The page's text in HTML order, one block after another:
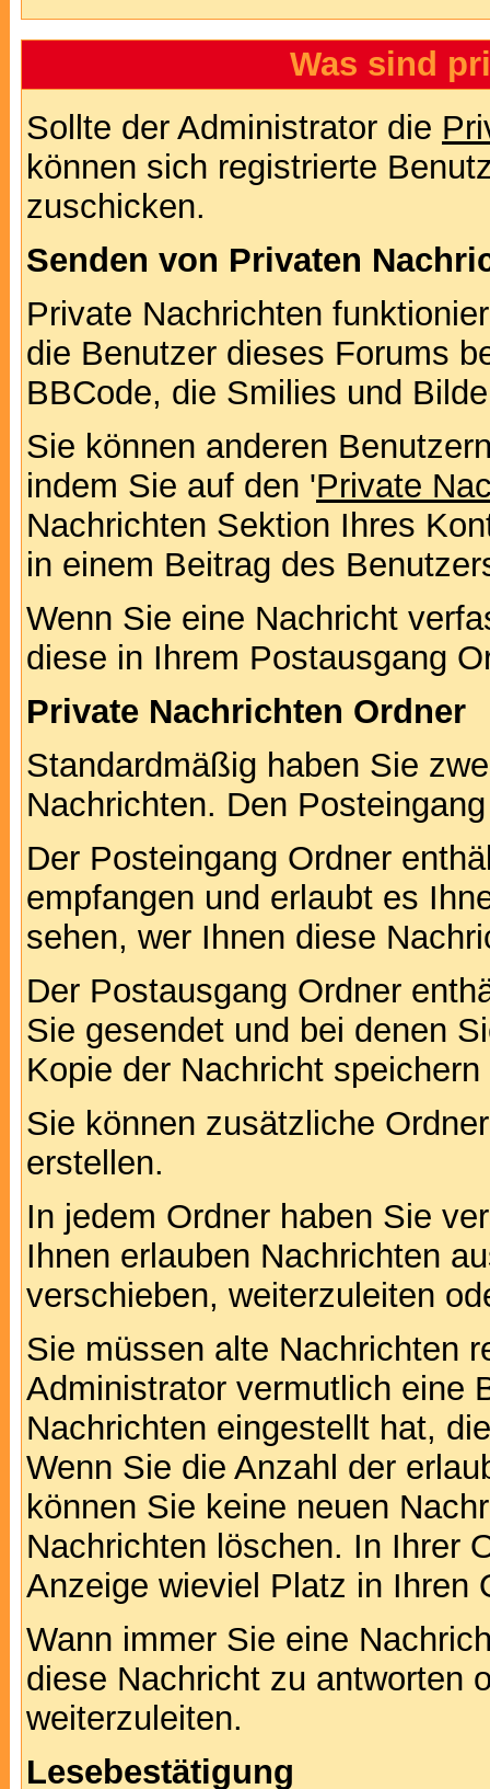
Was sind
Sollte der Administrator die
können sich registrierte
zuschicken.
Senden von Privaten
Private Nachrichten
die Benutzer dieses Forums
BBCode, die Smilies und
Sie können anderen
indem Sie auf den 'Private
Nachrichten Sektion Ihres
in einem Beitrag des
Wenn Sie eine Nachricht
diese in Ihrem Postausgang
Private Nachrichten Ordner
Standardmäßig haben Sie
Nachrichten. Den
Der Posteingang Ordner
empfangen und erlaubt es
sehen, wer Ihnen diese
Der Postausgang Ordner
Sie gesendet und bei denen
Kopie der Nachricht
Sie können zusätzliche
erstellen.
In jedem Ordner haben Sie
Ihnen erlauben Nachrichten
verschieben, weiterzuleiten
Sie müssen alte Nachrichten
Administrator vermutlich eine
Nachrichten eingestellt hat,
Wenn Sie die Anzahl der
können Sie keine neuen
Nachrichten löschen. In Ihrer
Anzeige wieviel Platz in Ihren
Wann immer Sie eine
diese Nachricht zu antworten
weiterzuleiten.
Lesebestätigung